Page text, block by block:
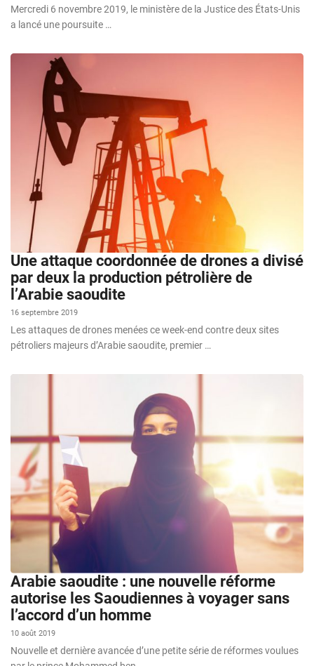
Mercredi 6 novembre 2019, le ministère de la Justice des États-Unis
a lancé une poursuite …
Une attaque coordonnée de drones a divisé
par deux la production pétrolière de
l’Arabie saoudite
16 septembre 2019
Les attaques de drones menées ce week-end contre deux sites
pétroliers majeurs d’Arabie saoudite, premier …
Arabie saoudite : une nouvelle réforme
autorise les Saoudiennes à voyager sans
l’accord d’un homme
10 août 2019
Nouvelle et dernière avancée d’une petite série de réformes voulues